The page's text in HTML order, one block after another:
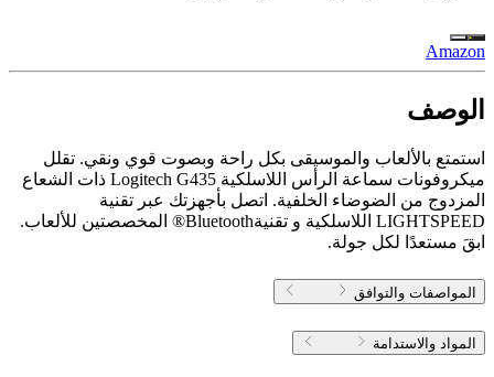
Amazon
الوصف
استمتع بالألعاب والموسيقى بكل راحة وبصوت قوي ونقي. تقلل
ميكروفونات سماعة الرأس اللاسلكية Logitech G435 ذات الشعاع
المزدوج من الضوضاء الخلفية. اتصل بأجهزتك عبر تقنية
LIGHTSPEED اللاسلكية و تقنيةBluetooth® المخصصتين للألعاب.
ابقَ مستعدًا لكل جولة.
المواصفات والتوافق
المواد والاستدامة